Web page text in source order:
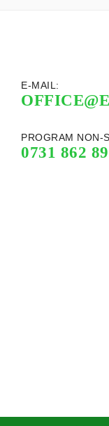
E-MAIL:
PROGRAM NON-
0731 862